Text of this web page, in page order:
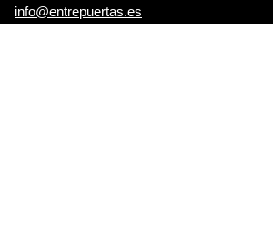
info@entrepuertas.es